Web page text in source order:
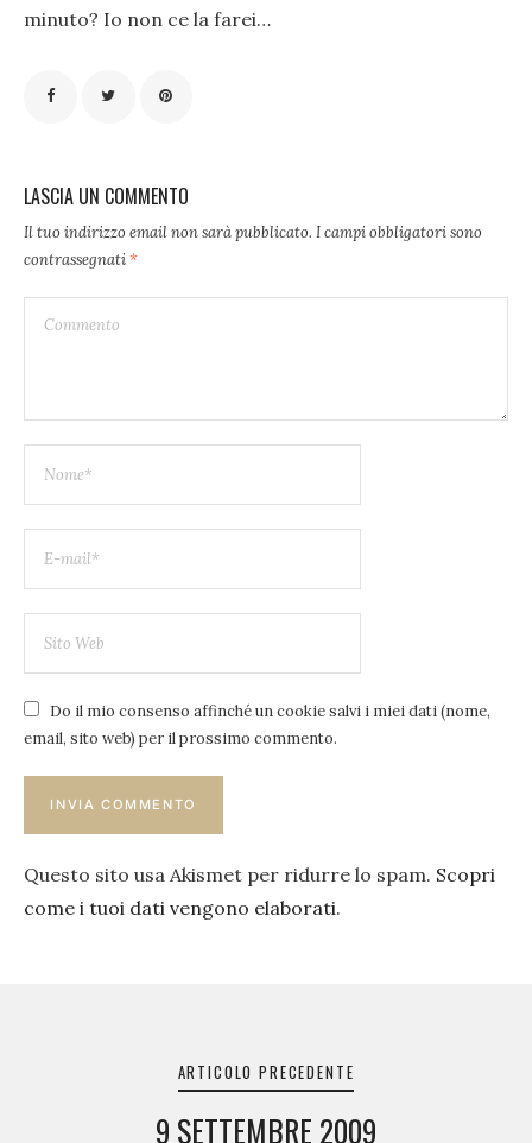
minuto? Io non ce la farei…
LASCIA UN COMMENTO
Il tuo indirizzo email non sarà pubblicato. I campi obbligatori sono
contrassegnati*
Do il mio consenso affinché un cookie salvi i miei dati (nome,
email, sito web) per il prossimo commento.
Questo sito usa Akismet per ridurre lo spam. Scopri
come i tuoi dati vengono elaborati.
ARTICOLO PRECEDENTE
9 SETTEMBRE 2009